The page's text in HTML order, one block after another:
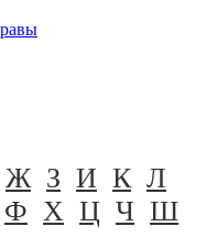
Ж З И К Л
Ф Х Ц Ч Ш